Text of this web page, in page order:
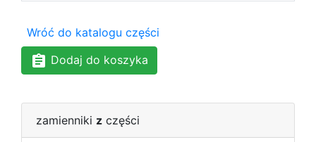
Wróć do katalogu części
Dodaj do koszyka
zamienniki z części